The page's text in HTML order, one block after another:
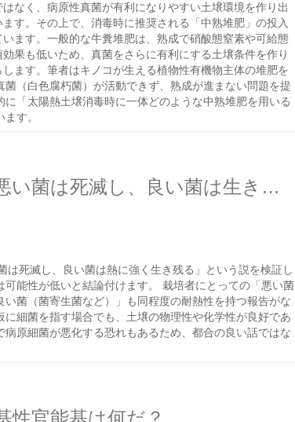
なく、病原性真菌が有利になりやすい土壌環境を作り出
す。その上で、消毒時に推奨される「中熟堆肥」の投入
ます。一般的な牛糞堆肥は、熟成で硝酸態窒素や可給態
果も低いため、真菌をさらに有利にする土壌条件を作り
ます。筆者はキノコが生える植物性有機物主体の堆肥を
（白色腐朽菌）が活動できず、熟成が進まない問題を提
「太陽熱土壌消毒時に一体どのような中熟堆肥を用いる
す。
太陽熱土壌消毒をしたら、悪い菌は死滅し、良い菌は生き残るのか？
死滅し、良い菌は熱に強く生き残る」という説を検証し
能性が低いと結論付けます。 栽培者にとっての「悪い菌
菌（菌寄生菌など）」も同程度の耐熱性を持つ報告がな
細菌を指す場合でも、土壌の物理性や化学性が良好であ
原細菌が悪化する恐れもあるため、都合の良い話ではな
性官能基は何だ？